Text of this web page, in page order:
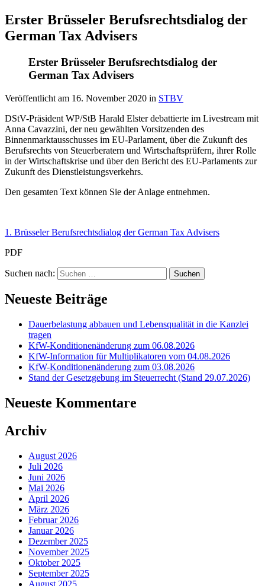
Erster Brüsseler Berufsrechtsdialog der
German Tax Advisers
Erster Brüsseler Berufsrechtsdialog der
German Tax Advisers
Veröffentlicht am 16. November 2020 in STBV
DStV-Präsident WP/StB Harald Elster debattierte im Livestream mit
Anna Cavazzini, der neu gewählten Vorsitzenden des
Binnenmarktausschusses im EU-Parlament, über die Zukunft des
Berufsrechts von Steuerberatern und Wirtschaftsprüfern, ihrer Rolle
in der Wirtschaftskrise und über den Bericht des EU-Parlaments zur
Zukunft des Dienstleistungsverkehrs.
Den gesamten Text können Sie der Anlage entnehmen.
1. Brüsseler Berufsrechtsdialog der German Tax Advisers
PDF
Suchen nach:
Neueste Beiträge
Dauerbelastung abbauen und Lebensqualität in die Kanzlei
tragen
KfW-Konditionenänderung zum 06.08.2026
KfW-Information für Multiplikatoren vom 04.08.2026
KfW-Konditionenänderung zum 03.08.2026
Stand der Gesetzgebung im Steuerrecht (Stand 29.07.2026)
Neueste Kommentare
Archiv
August 2026
Juli 2026
Juni 2026
Mai 2026
April 2026
März 2026
Februar 2026
Januar 2026
Dezember 2025
November 2025
Oktober 2025
September 2025
August 2025